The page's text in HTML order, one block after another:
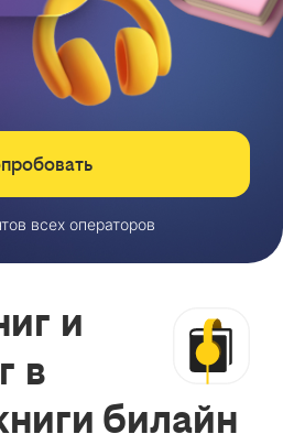
всех операторов
и
в
билайн